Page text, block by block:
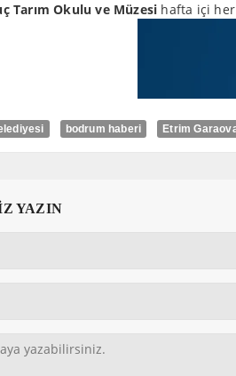
Tarım Okulu ve Müzesi hafta içi her
bodrum haberi Etrim
YAZIN